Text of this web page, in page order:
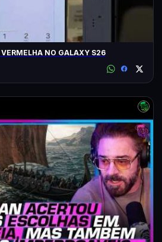
NO GALAXY S26